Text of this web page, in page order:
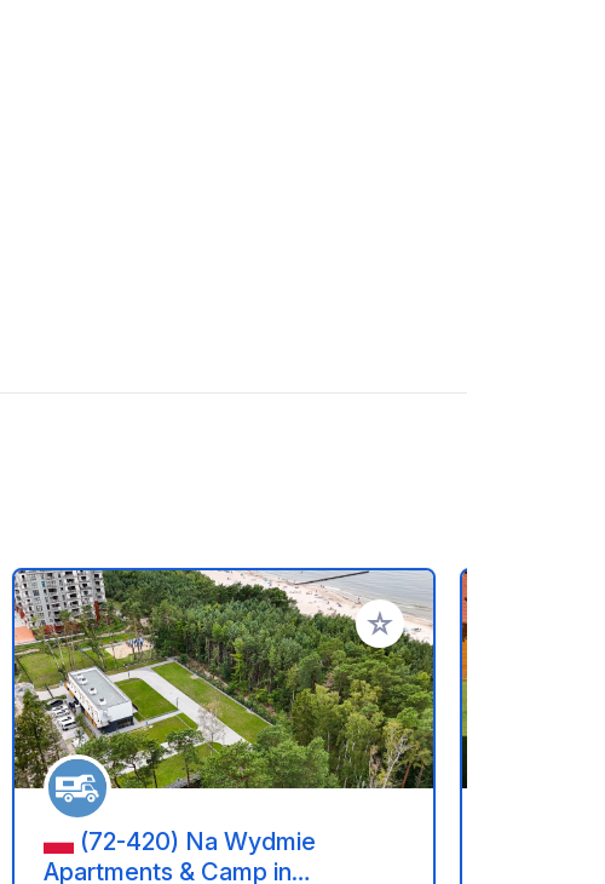
favoritos Añadir a tus favoritos
(72-420) Na Wydmie
Apartments & Camp in